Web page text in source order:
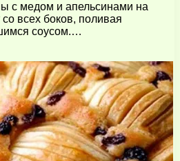
с медом и апельсинами на
всех боков, поливая
соусом.…